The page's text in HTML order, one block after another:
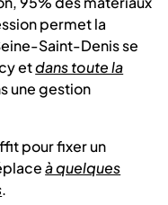
permet la
Saint-Denis se
etdans toute la
une gestion
pour fixer un
à quelques
.